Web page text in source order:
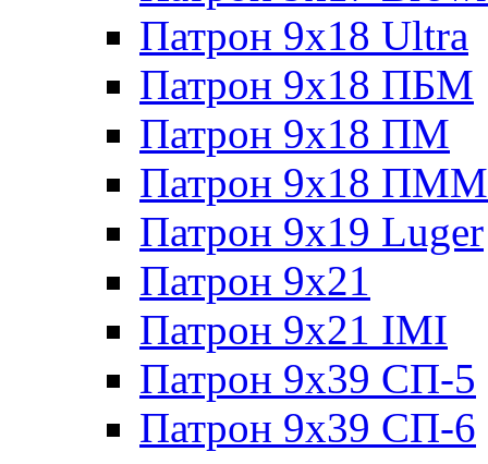
Патрон 9x18 Ultra
Патрон 9x18 ПБМ
Патрон 9x18 ПМ
Патрон 9x18 ПММ
Патрон 9x19 Luger
Патрон 9x21
Патрон 9x21 IMI
Патрон 9x39 СП-5
Патрон 9x39 СП-6